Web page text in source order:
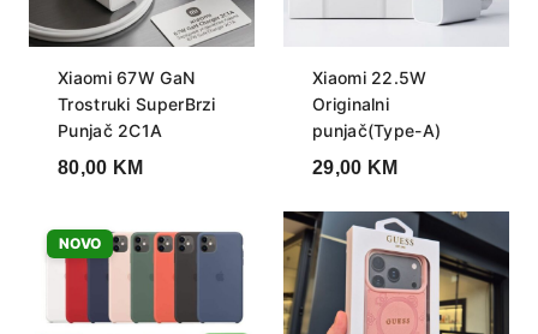
Xiaomi 67W GaN
Trostruki SuperBrzi
Punjač 2C1A
80,00 KM
Xiaomi 22.5W
Originalni
punjač(Type-A)
29,00 KM
NOVO